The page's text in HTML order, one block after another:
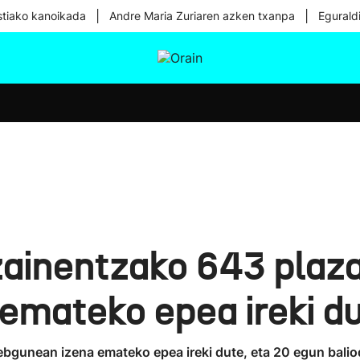
kanoikada Andre Maria Zuriaren azken txanpa
643
epea ireki
izena emateko epea ireki dute, eta 20 egun